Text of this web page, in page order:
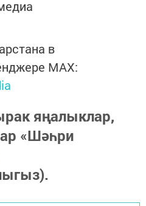
в
MАХ:
яңалыклар,
«Шәһри